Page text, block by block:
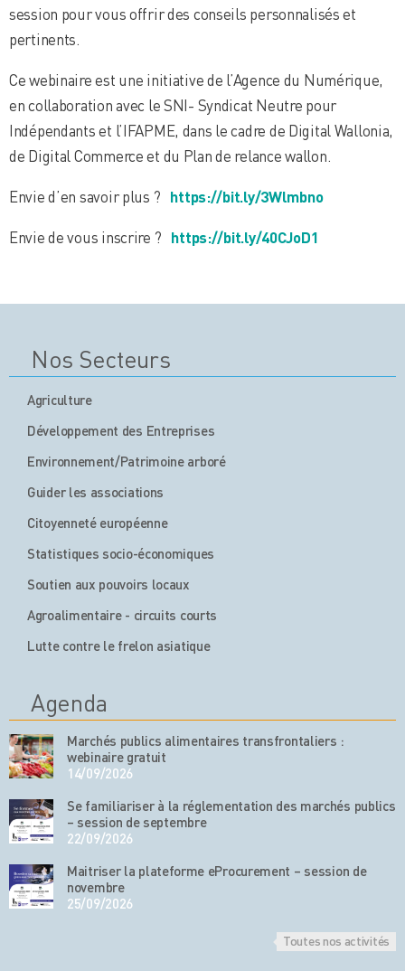
session pour vous offrir des conseils personnalisés et
pertinents.
Ce webinaire est une initiative de l’Agence du Numérique,
en collaboration avec le SNI- Syndicat Neutre pour
Indépendants et l’IFAPME, dans le cadre de Digital Wallonia,
de Digital Commerce et du Plan de relance wallon.
Envie d’en savoir plus ? https://bit.ly/3Wlmbno
Envie de vous inscrire ? https://bit.ly/40CJoD1
Nos Secteurs
Agriculture
Développement des Entreprises
Environnement/Patrimoine arboré
Guider les associations
Citoyenneté européenne
Statistiques socio-économiques
Soutien aux pouvoirs locaux
Agroalimentaire - circuits courts
Lutte contre le frelon asiatique
Agenda
Marchés publics alimentaires transfrontaliers :
webinaire gratuit
14/09/2026
Se familiariser à la réglementation des marchés publics
– session de septembre
22/09/2026
Maitriser la plateforme eProcurement – session de
novembre
25/09/2026
Toutes nos activités